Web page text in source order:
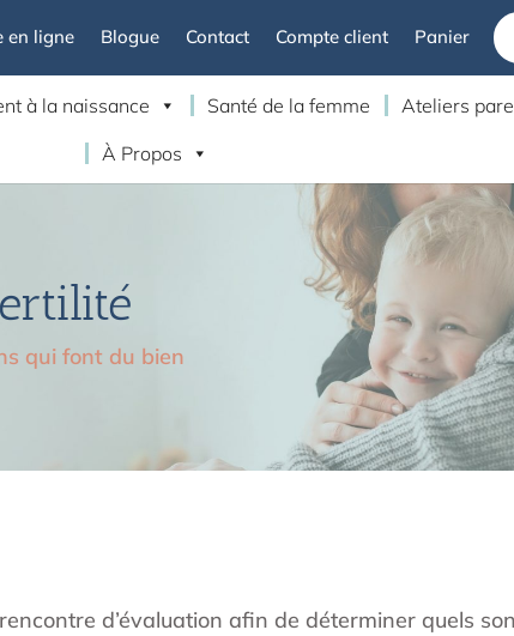
en ligne Blogue Contact Compte client Panier
à la naissance Santé de la femme Ateliers
À Propos
qui font du bien
d’évaluation afin de déterminer quels